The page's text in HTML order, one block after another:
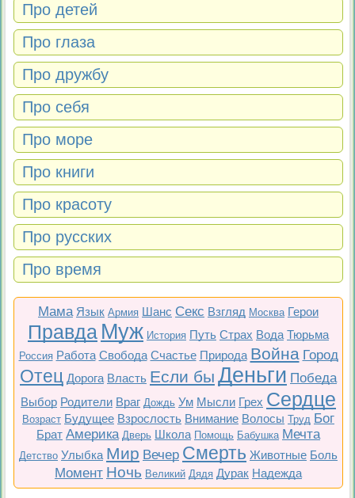
Про детей
Про глаза
Про дружбу
Про себя
Про море
Про книги
Про красоту
Про русских
Про время
Мама Язык Армия Шанс Секс Взгляд Москва Герои
Правда Муж История Путь Страх Вода Тюрьма
Россия Работа Свобода Счастье Природа Война Город
Отец Дорога Власть Если бы Деньги Победа
Выбор Родители Враг Дождь Ум Мысли Грех Сердце
Возраст Будущее Взрослость Внимание Волосы Труд Бог
Брат Америка Дверь Школа Помощь Бабушка Мечта
Детство Улыбка Мир Вечер Смерть Животные Боль
Момент Ночь Великий Дядя Дурак Надежда